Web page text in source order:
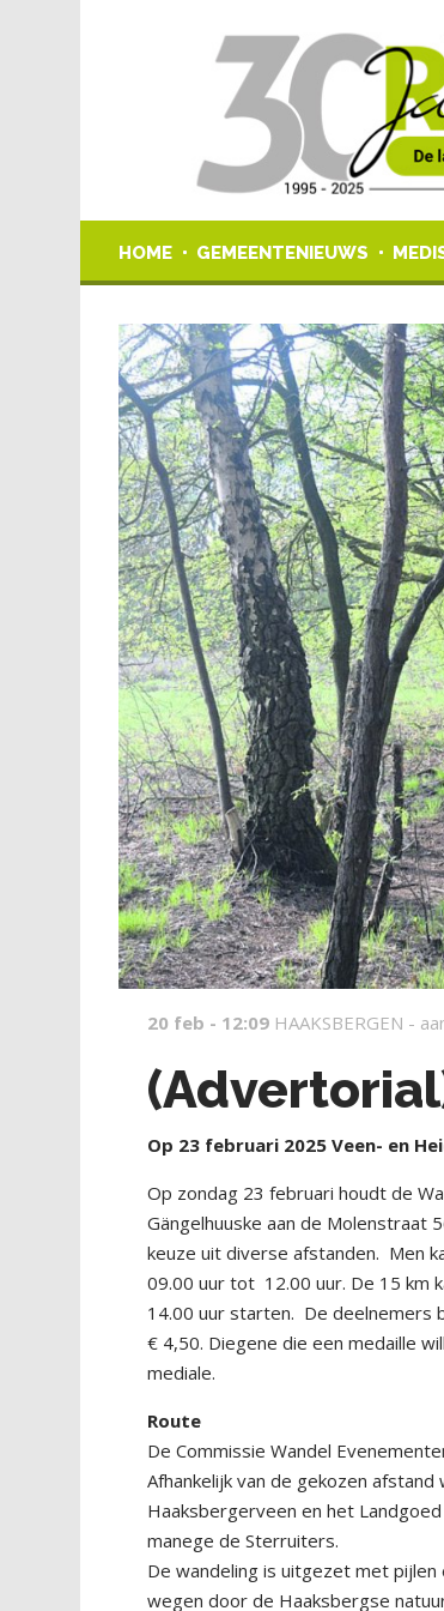
HOME GEMEENTENIEUWS
20 feb - 12:09 HAAKSBERGEN -
Op 23 februari 2025 Veen- en
Op zondag 23 februari houdt de
Gängelhuuske aan de Molenstraat
keuze uit diverse afstanden. Men
09.00 uur tot 12.00 uur. De 15 km
14.00 uur starten. De deelnemers
€ 4,50. Diegene die een medaille
mediale.
Route
De Commissie Wandel
Afhankelijk van de gekozen
Haaksbergerveen en het
manege de Sterruiters.
De wandeling is uitgezet met
wegen door de Haaksbergse